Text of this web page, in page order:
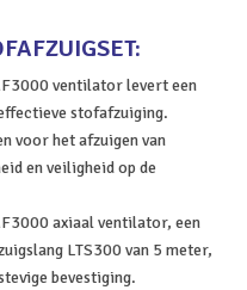
ventilator levert een
stofafzuiging.
voor het afzuigen van
en veiligheid op de
axiaal ventilator, een
LTS300 van 5 meter,
bevestiging.